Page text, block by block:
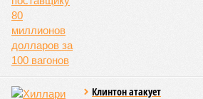
Клинтон атакует